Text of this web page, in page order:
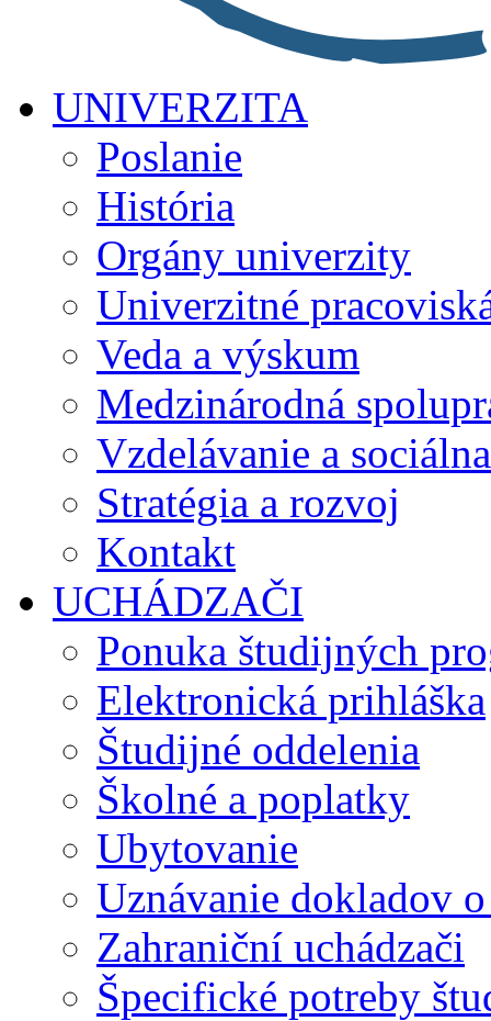
UNIVERZITA
Poslanie
História
Orgány univerzity
Univerzitné
Veda a výskum
Medzinárodná
Vzdelávanie a
Stratégia a rozvoj
Kontakt
UCHÁDZAČI
Ponuka študijných
Elektronická prihláška
Študijné oddelenia
Školné a poplatky
Ubytovanie
Uznávanie dokladov
Zahraniční uchádzači
Špecifické potreby